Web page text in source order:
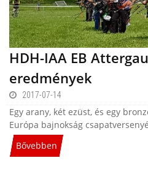
HDH-IAA EB
eredmények
2017-07-14
Egy arany, két ezüst, és egy
Európa bajnokság
Bővebben